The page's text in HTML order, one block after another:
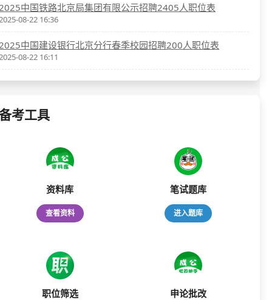
中国铁路北京局集团有限公示招聘2405人职位表
08-22 16:36
中国建设银行北京分行春季校园招聘200人职位表
08-22 16:11
考工具
资料库
查看资料
笔试题库
进入题库
职位筛选 申论批改